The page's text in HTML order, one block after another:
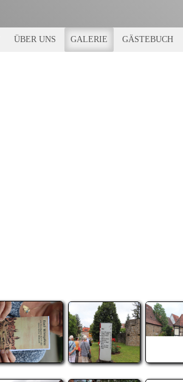
ÜBER UNS GALERIE GÄSTEBUCH